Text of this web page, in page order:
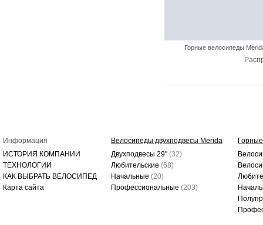
Горные велосипеды
Информация
ИСТОРИЯ КОМПАНИИ
ТЕХНОЛОГИИ
КАК ВЫБРАТЬ ВЕЛОСИПЕД
Карта сайта
Велосипеды двухподвесы Merida
Двухподвесы 29" (32)
Любительские (68)
Начальные (20)
Профессиональные (203)